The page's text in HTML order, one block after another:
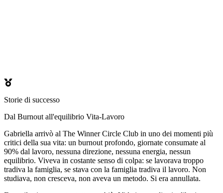
Storie di successo
Dal Burnout all'equilibrio Vita-Lavoro
Gabriella arrivò al The Winner Circle Club in uno dei momenti più
critici della sua vita: un burnout profondo, giornate consumate al
90% dal lavoro, nessuna direzione, nessuna energia, nessun
equilibrio. Viveva in costante senso di colpa: se lavorava troppo
tradiva la famiglia, se stava con la famiglia tradiva il lavoro. Non
studiava, non cresceva, non aveva un metodo. Si era annullata.